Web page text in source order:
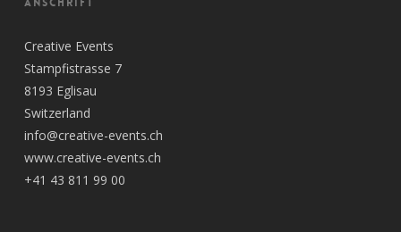
Creative Events
Stampfistrasse 7
8193 Eglisau
Switzerland
info@creative-events.ch
www.creative-events.ch
+41 43 811 99 00